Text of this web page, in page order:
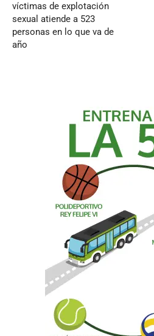
víctimas de explotación
sexual atiende a 523
personas en lo que va de
año